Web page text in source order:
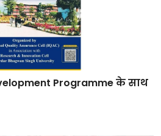
Programme के साथ